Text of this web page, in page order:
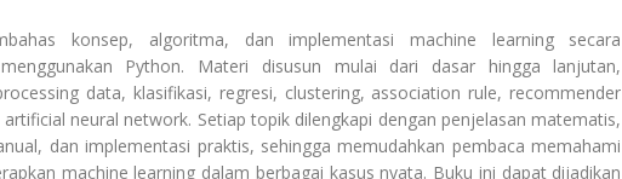
konsep, algoritma, dan implementasi machine learning secara
Python. Materi disusun mulai dari dasar hingga lanjutan,
data, klasifikasi, regresi, clustering, association rule, recommender
neural network. Setiap topik dilengkapi dengan penjelasan matematis,
dan implementasi praktis, sehingga memudahkan pembaca memahami
machine learning dalam berbagai kasus nyata. Buku ini dapat dijadikan